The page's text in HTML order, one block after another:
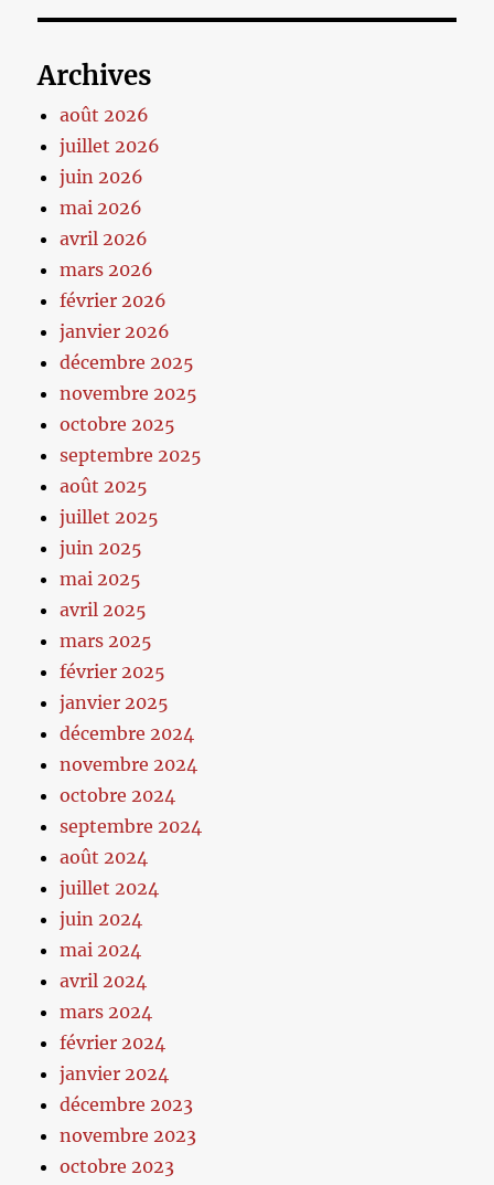
Archives
août 2026
juillet 2026
juin 2026
mai 2026
avril 2026
mars 2026
février 2026
janvier 2026
décembre 2025
novembre 2025
octobre 2025
septembre 2025
août 2025
juillet 2025
juin 2025
mai 2025
avril 2025
mars 2025
février 2025
janvier 2025
décembre 2024
novembre 2024
octobre 2024
septembre 2024
août 2024
juillet 2024
juin 2024
mai 2024
avril 2024
mars 2024
février 2024
janvier 2024
décembre 2023
novembre 2023
octobre 2023